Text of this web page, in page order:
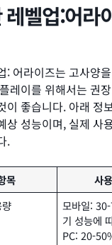
레벨업:어라
: 어라이즈는 고사양
레이를 위해서는 권
이 좋습니다. 아래 정
상 성능이며, 실제 사
.
목
사
모바일:
기 성능에
PC: 20-